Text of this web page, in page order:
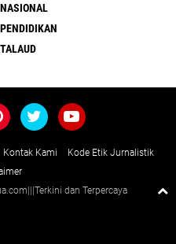
NASIONAL
PENDIDIKAN
TALAUD
Kontak Kami
Kode Etik Jurnalistik
dan Terpercaya